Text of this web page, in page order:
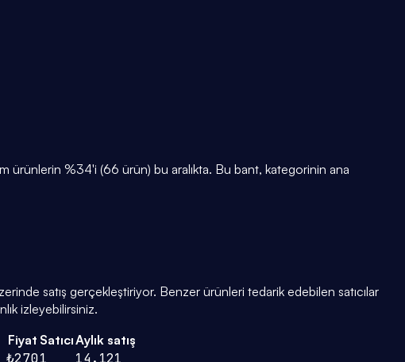
%34'i (66 ürün) bu aralıkta. Bu bant, kategorinin ana
satış gerçekleştiriyor. Benzer ürünleri tedarik edebilen satıcılar
izleyebilirsiniz.
Fiyat SatıcıAylık satış
₺2701 14.121